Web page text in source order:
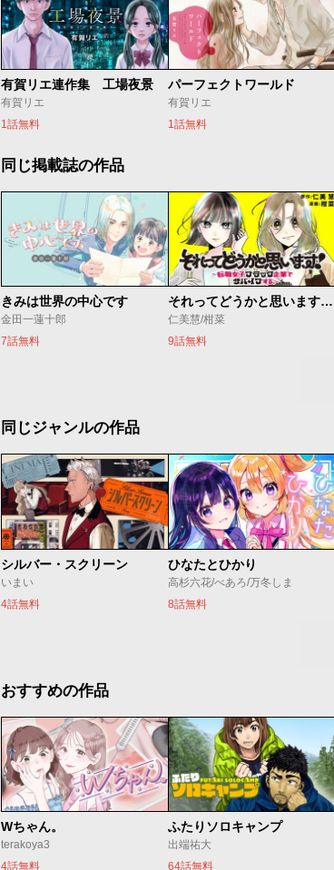
有賀リエ連作集 工場夜景
有賀リエ
1話無料
パーフェクトワールド
有賀リエ
1話無料
同じ掲載誌の作品
きみは世界の中心です
金田一蓮十郎
7話無料
それってどうかと思います！～転職女子、ブラック企業でサバイブする。～
仁美慧/柑菜
9話無料
同じジャンルの作品
シルバー・スクリーン
いまい
4話無料
ひなたとひかり
高杉六花/べあろ/万冬しま
8話無料
おすすめの作品
Wちゃん。
terakoya3
4話無料
ふたりソロキャンプ
出端祐大
64話無料